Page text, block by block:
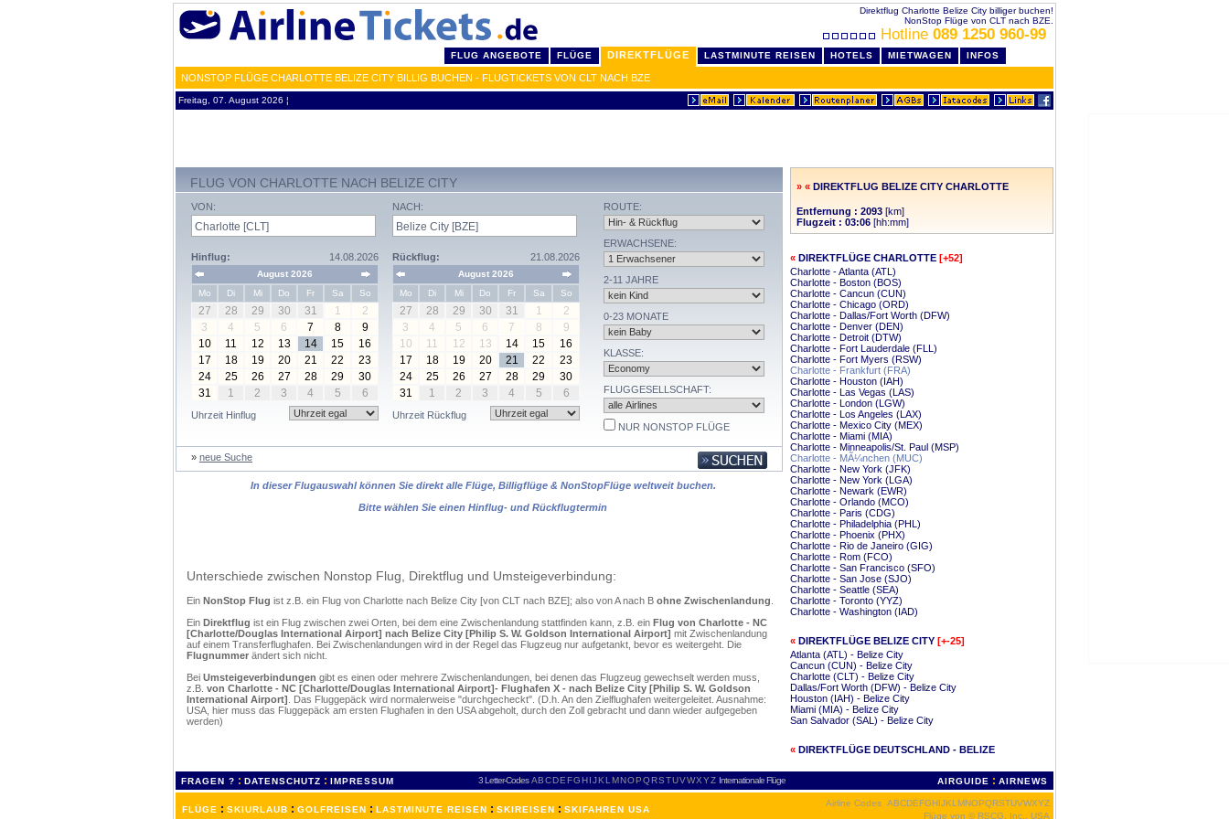
Direktflug Charlotte Belize City billiger buchen!
NonStop Flüge von CLT nach BZE.
Hotline 089 1250 960-99
FLUG ANGEBOTE FLÜGE DIREKTFLÜGE LASTMINUTE REISEN HOTELS MIETWAGEN INFOS
NONSTOP FLÜGE CHARLOTTE BELIZE CITY BILLIG BUCHEN - FLUGTICKETS VON CLT NACH BZE
Freitag, 07. August 2026 ¦
FLUG VON CHARLOTTE NACH BELIZE CITY
VON:
Hinflug: 14.08.2026
August 2026
Mo
Di Mi Do Fr Sa So
27 28 29 30 31 1
2
3
4 5 6 7 8
9
10
11 12 13 14 15
16
17
18 19 20 21 22
23
24
25 26 27 28 29
30
31
1 2 3 4 5 6
Uhrzeit Hinflug
NACH:
Rückflug: 21.08.2026
August 2026
Mo
Di Mi Do Fr Sa So
27 28 29 30 31 1
2
3
4 5 6 7 8
9
10
11 12 13 14 15
16
17
18 19 20 21 22
23
24
25 26 27 28 29
30
31
1 2 3 4 5 6
Uhrzeit Rückflug
ROUTE:
ERWACHSENE:
2-11 JAHRE
0-23 MONATE
KLASSE:
FLUGGESELLSCHAFT:
NUR NONSTOP FLÜGE
» neue Suche
In dieser Flugauswahl können Sie direkt alle Flüge, Billigflüge & NonStopFlüge weltweit buchen.
Bitte wählen Sie einen Hinflug- und Rückflugtermin
Unterschiede zwischen Nonstop Flug, Direktflug und Umsteigeverbindung:
Ein NonStop Flug ist z.B. ein Flug von Charlotte nach Belize City [von CLT nach BZE]; also von A nach B ohne Zwischenlandung
Ein Direktflug ist ein Flug zwischen zwei Orten, bei dem eine Zwischenlandung stattfinden kann, z.B. ein Flug von Charlotte - NC
[Charlotte/Douglas International Airport] nach Belize City [Philip S. W. Goldson International Airport] mit Zwischenlandung
auf einem Transferflughafen. Bei Zwischenlandungen wird in der Regel das Flugzeug nur aufgetankt, bevor es weitergeht. Die
Flugnummer ändert sich nicht.
Bei Umsteigeverbindungen gibt es einen oder mehrere Zwischenlandungen, bei denen das Flugzeug gewechselt werden muss,
z.B. von Charlotte - NC [Charlotte/Douglas International Airport]- Flughafen X - nach Belize City [Philip S. W. Goldson
International Airport] . Das Fluggepäck wird normalerweise "durchgecheckt". (D.h. An den Zielflughafen weitergeleitet. Ausnahme:
USA, hier muss das Fluggepäck am ersten Flughafen in den USA abgeholt, durch den Zoll gebracht und dann wieder aufgegeben
werden)
» « DIREKTFLUG BELIZE CITY CHARLOTTE
Entfernung : 2093 [km]
Flugzeit : 03:06 [hh:mm]
« DIREKTFLÜGE CHARLOTTE [+52]
Charlotte - Atlanta (ATL)
Charlotte - Boston (BOS)
Charlotte - Cancun (CUN)
Charlotte - Chicago (ORD)
Charlotte - Dallas/Fort Worth (DFW)
Charlotte - Denver (DEN)
Charlotte - Detroit (DTW)
Charlotte - Fort Lauderdale (FLL)
Charlotte - Fort Myers (RSW)
Charlotte - Frankfurt (FRA)
Charlotte - Houston (IAH)
Charlotte - Las Vegas (LAS)
Charlotte - London (LGW)
Charlotte - Los Angeles (LAX)
Charlotte - Mexico City (MEX)
Charlotte - Miami (MIA)
Charlotte - Minneapolis/St. Paul (MSP)
Charlotte - MÃ¼nchen (MUC)
Charlotte - New York (JFK)
Charlotte - New York (LGA)
Charlotte - Newark (EWR)
Charlotte - Orlando (MCO)
Charlotte - Paris (CDG)
Charlotte - Philadelphia (PHL)
Charlotte - Phoenix (PHX)
Charlotte - Rio de Janeiro (GIG)
Charlotte - Rom (FCO)
Charlotte - San Francisco (SFO)
Charlotte - San Jose (SJO)
Charlotte - Seattle (SEA)
Charlotte - Toronto (YYZ)
Charlotte - Washington (IAD)
« DIREKTFLÜGE BELIZE CITY [+-25]
Atlanta (ATL) - Belize City
Cancun (CUN) - Belize City
Charlotte (CLT) - Belize City
Dallas/Fort Worth (DFW) - Belize City
Houston (IAH) - Belize City
Miami (MIA) - Belize City
San Salvador (SAL) - Belize City
« DIREKTFLÜGE DEUTSCHLAND - BELIZE
FRAGEN ? : DATENSCHUTZ : IMPRESSUM 3 Letter-Codes ABCDEFGH IJKL MNOPQRSTUVWXYZ Internationale Flüge AIRGUIDE : AIRNEWS
FLÜGE : SKIURLAUB : GOLFREISEN : LASTMINUTE REISEN : SKIREISEN : SKIFAHREN USA
Airline Codes ABCDEFGHIJKL MNOPQRSTUVWXYZ
Flüge von © RSCG, Inc., USA